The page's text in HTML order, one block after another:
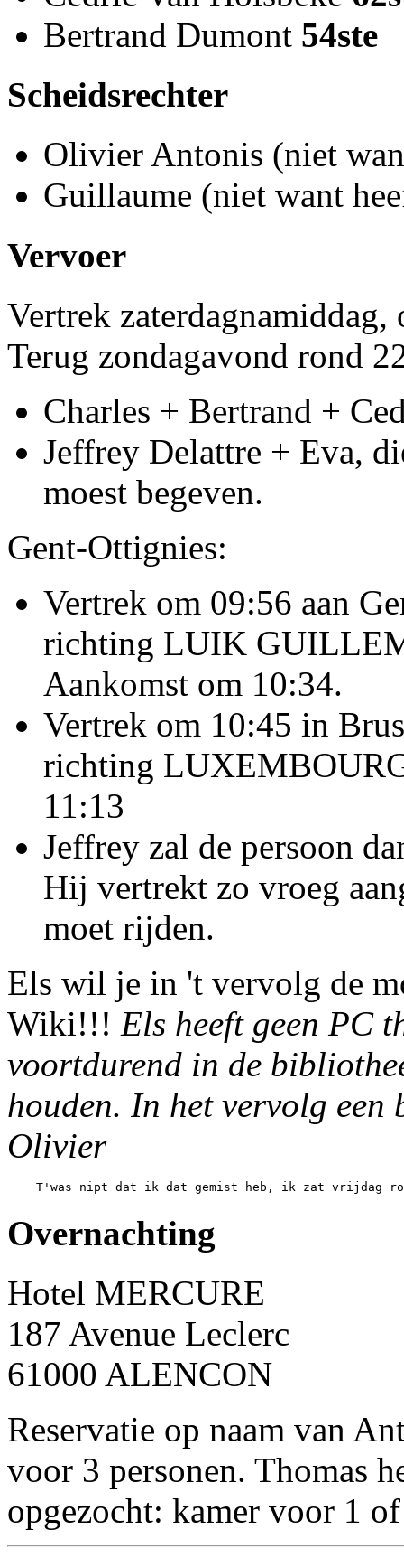
Bertrand Dumont 54ste
Scheidsrechter
Olivier Antonis (niet
Guillaume (niet want
Vervoer
Vertrek
Terug zondagavond rond
Charles + Bertrand +
Jeffrey Delattre + Eva,
moest begeven.
Gent-Ottignies:
Vertrek om 09:56 aan
richting LUIK
Aankomst om 10:34.
Vertrek om 10:45 in
richting
11:13
Jeffrey zal de persoon
Hij vertrekt zo vroeg
moet rijden.
Els wil je in 't vervolg de
Wiki!!! Els heeft geen PC
voortdurend in de
houden. In het vervolg een
Olivier
Overnachting
Hotel MERCURE
187 Avenue Leclerc
61000 ALENCON
Reservatie op naam van
voor 3 personen. Thomas
opgezocht: kamer voor 1